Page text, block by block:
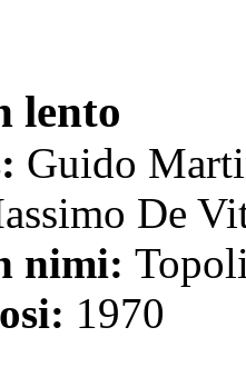
lento
Guido
De
nimi:
1970